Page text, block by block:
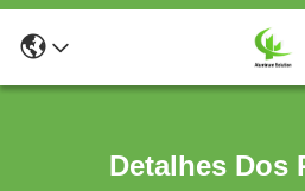
Detalhes Dos